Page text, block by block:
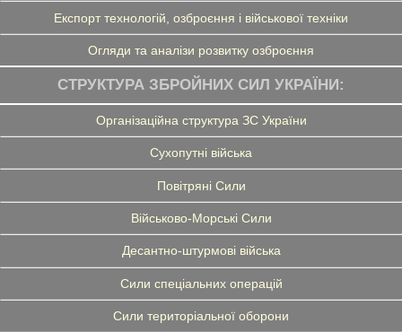
Експорт технологій, озброєння і військової техніки
Огляди та аналізи розвитку озброєння
СТРУКТУРА ЗБРОЙНИХ СИЛ УКРАЇНИ:
Організаційна структура ЗС України
Сухопутні війська
Повітряні Сили
Військово-Морські Сили
Десантно-штурмові війська
Сили спеціальних операцій
Сили територіальної оборони